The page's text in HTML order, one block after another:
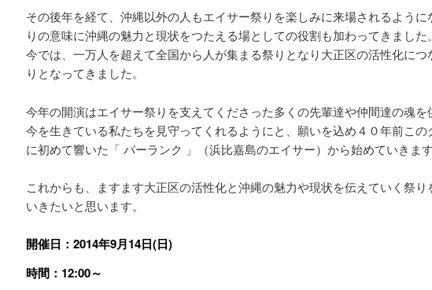
その後年を経て、沖縄以外の人もエイサー祭りを楽しみに来場されるように
りの意味に沖縄の魅力と現状をつたえる場としての役割も加わってきました
今では、一万人を超えて全国から人が集まる祭りとなり大正区の活性化につ
りとなってきました。
今年の開演はエイサー祭りを支えてくださった多くの先輩達や仲間達の魂を
今を生きている私たちを見守ってくれるようにと、願いを込め４０年前この
に初めて響いた「 パーランク 」（浜比嘉島のエイサー）から始めていきま
これからも、ますます大正区の活性化と沖縄の魅力や現状を伝えていく祭り
いきたいと思います。
開催日：2014年9月14日(日)
時間：12:00～